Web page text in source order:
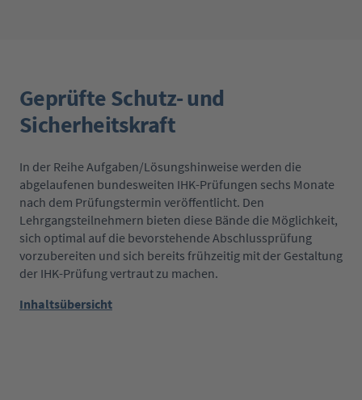
Geprüfte Schutz- und
Sicherheitskraft
In der Reihe Aufgaben/Lösungshinweise werden die
abgelaufenen bundesweiten IHK-Prüfungen sechs Monate
nach dem Prüfungstermin veröffentlicht. Den
Lehrgangsteilnehmern bieten diese Bände die Möglichkeit,
sich optimal auf die bevorstehende Abschlussprüfung
vorzubereiten und sich bereits frühzeitig mit der Gestaltung
der IHK-Prüfung vertraut zu machen.
Inhaltsübersicht